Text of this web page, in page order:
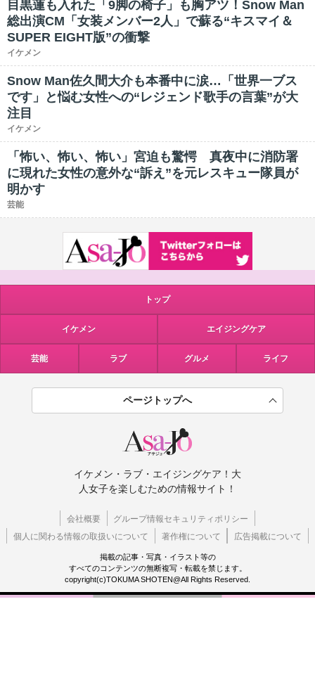
目黒蓮も入れた「9脚の椅子」も胸アツ！Snow Man
総出演CM「女装メンバー2人」で蘇る“キスマイ＆
SUPER EIGHT版”の衝撃
イケメン
Snow Man佐久間大介も本番中に涙…「世界一ブス
です」と悩む女性への“レジェンド歌手の言葉”が大
注目
イケメン
「怖い、怖い、怖い」宮迫も驚愕 真夜中に消防署
に現れた女性の意外な“訴え”を元レスキュー隊員が
明かす
芸能
トップ
イケメン エイジングケア
芸能 ラブ グルメ ライフ
ページトップへ
イケメン・ラブ・エイジングケア！大
人女子を楽しむための情報サイト！
会社概要
グループ情報セキュリティポリシー
個人に関わる情報の取扱いについて
著作権について 広告掲載について
掲載の記事・写真・イラスト等の
すべてのコンテンツの無断複写・転載を禁じます。
copyright(c)TOKUMA SHOTEN@All Rights Reserved.